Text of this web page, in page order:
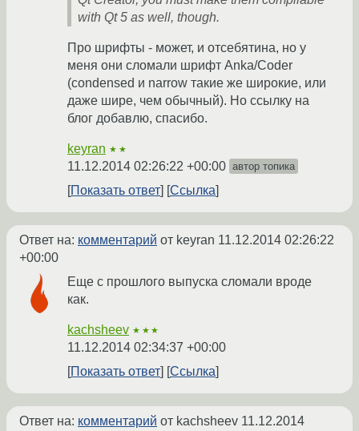
with Qt 5 as well, though.
Про шрифты - может, и отсебятина, но у
меня они сломали шрифт Anka/Coder
(condensed и narrow такие же широкие, или
даже шире, чем обычный). Но ссылку на
блог добавлю, спасибо.
keyran ★★
11.12.2014 02:26:22 +00:00 автор топика
Показать ответ Ссылка
Ответ на: комментарий от keyran 11.12.2014 02:26:22
+00:00
Еще с прошлого выпуска сломали вроде
как.
kachsheev ★★★
11.12.2014 02:34:37 +00:00
Показать ответ
Ссылка
Ответ на: комментарий от kachsheev 11.12.2014